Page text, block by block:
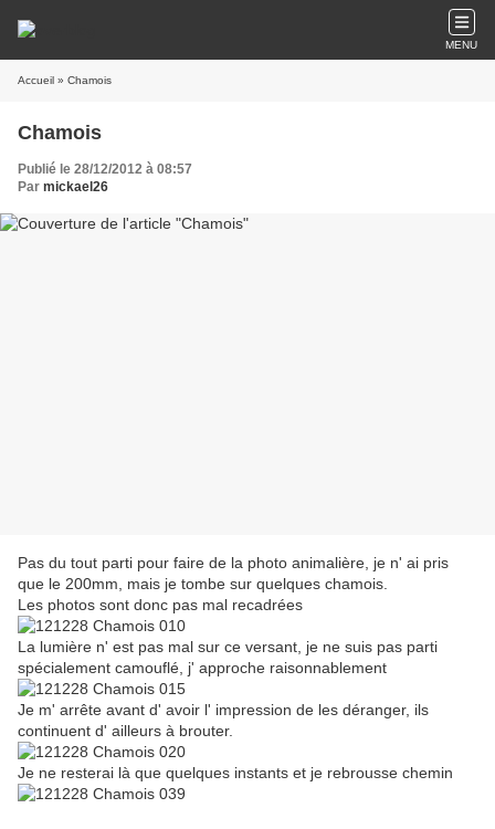
MENU
Accueil » Chamois
Chamois
Publié le 28/12/2012 à 08:57
Par mickael26
Pas du tout parti pour faire de la photo animalière, je n' ai pris
que le 200mm, mais je tombe sur quelques chamois.
Les photos sont donc pas mal recadrées
La lumière n' est pas mal sur ce versant, je ne suis pas parti
spécialement camouflé, j' approche raisonnablement
Je m' arrête avant d' avoir l' impression de les déranger, ils
continuent d' ailleurs à brouter.
Je ne resterai là que quelques instants et je rebrousse chemin